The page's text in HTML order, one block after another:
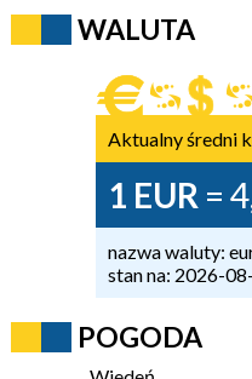
WALUTA
Aktualny średni
1 EUR =
nazwa waluty:
stan na: 2026-
POGODA